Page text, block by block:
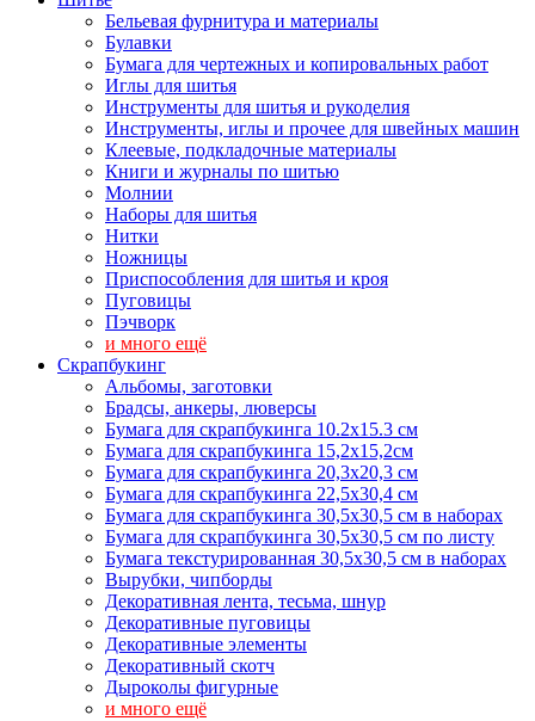
Бельевая фурнитура и материалы
Булавки
Бумага для чертежных и копировальных работ
Иглы для шитья
Инструменты для шитья и рукоделия
Инструменты, иглы и прочее для швейных машин
Клеевые, подкладочные материалы
Книги и журналы по шитью
Молнии
Наборы для шитья
Нитки
Ножницы
Приспособления для шитья и кроя
Пуговицы
Пэчворк
и много ещё
Скрапбукинг
Альбомы, заготовки
Брадсы, анкеры, люверсы
Бумага для скрапбукинга 10.2х15.3 см
Бумага для скрапбукинга 15,2х15,2см
Бумага для скрапбукинга 20,3х20,3 см
Бумага для скрапбукинга 22,5х30,4 см
Бумага для скрапбукинга 30,5х30,5 см в наборах
Бумага для скрапбукинга 30,5х30,5 см по листу
Бумага текстурированная 30,5х30,5 см в наборах
Вырубки, чипборды
Декоративная лента, тесьма, шнур
Декоративные пуговицы
Декоративные элементы
Декоративный скотч
Дыроколы фигурные
и много ещё